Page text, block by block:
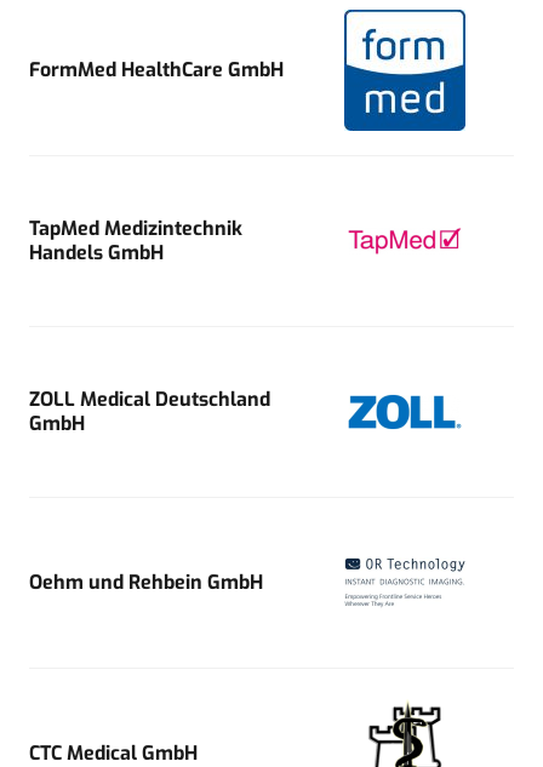
FormMed HealthCare GmbH
TapMed Medizintechnik
Handels GmbH
ZOLL Medical Deutschland
GmbH
Oehm und Rehbein GmbH
CTC Medical GmbH